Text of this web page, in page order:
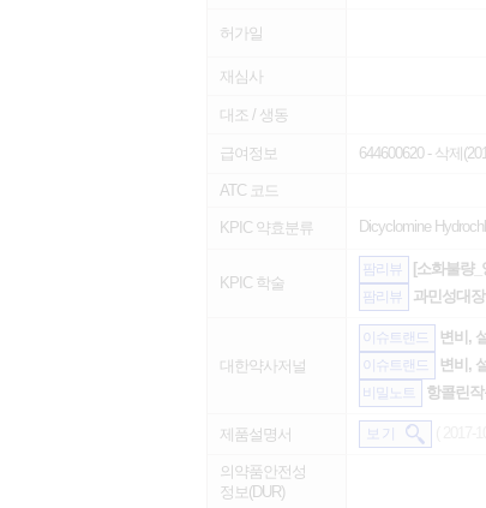
허가일
재심사
대조 / 생동
급여정보 644600620- 삭제
ATC 코드
KPIC 약효분류 Dicyclomine
KPIC 학술
팜리뷰 [소화불량
팜리뷰 과민성대
대한약사저널
이슈트랜드 변비,
이슈트랜드 변비,
비밀노트 항콜린
제품설명서 보 기
의약품안전성
정보(DUR)